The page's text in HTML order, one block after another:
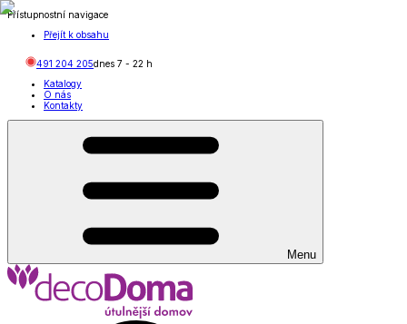
Přístupnostní navigace
Přejít k obsahu
491 204 205dnes 7 - 22 h
Katalogy
O nás
Kontakty
Menu